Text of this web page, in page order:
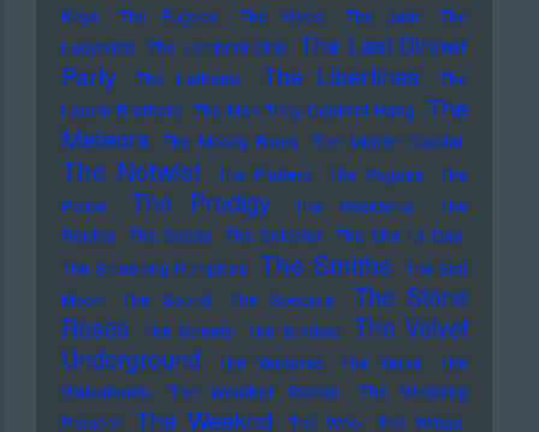
Keys
The Fugees The Hives The Jam
The
Ladybirds The Lambrini Girls The Last Dinner
Party
The Lathums The Libertines
The
Louvin Brothers The Man They Could'nt Hang The
Meteors The Moody Blues The Murder Capital
The Notwist The Platters The Pogues
The
Police
The Prodigy The Residents
The
Routes The Seeds The Selecter The Sha La Das
The Smashing Pumpkins The Smiths The Soft
Moon
The Sound The Specials
The Stone
Roses
The Streets The Strokes
The Velvet
Underground
The Ventures The Verve
The
Walkabouts
The Weather Station
The Wedding
Present
The Weeknd The Who
The Wings